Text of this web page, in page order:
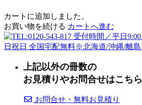
カートに追加しました。
お買い物を続ける カートへ進む
上記以外の冊数の
お見積りやお問合せはこち
お問合せ・無料お見積り